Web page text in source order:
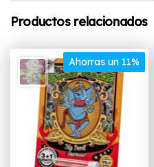
Productos relacionados
Ahorras un 11%